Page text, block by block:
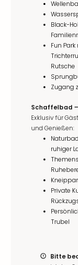
Black-
Fun
Rutsche
Zugang
Schaffelbad
Exklusiv für
und Genießen:
ruhiger
Private
Trubel
Bitte